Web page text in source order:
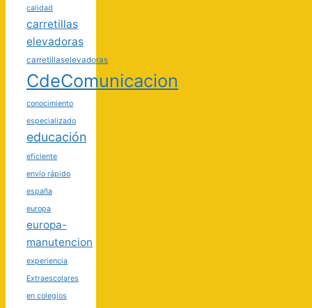
calidad
carretillas
elevadoras
carretillaselevadoras
CdeComunicacion
conocimiento
especializado
educación
eficiente
envío rápido
españa
europa
europa-
manutencion
experiencia
Extraescolares
en colegios